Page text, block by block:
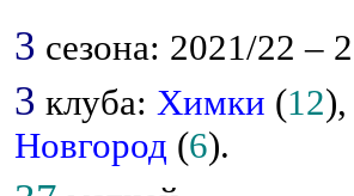
3 сезона: 2021/22 –
3 клуба:Химки (12
Новгород (6).